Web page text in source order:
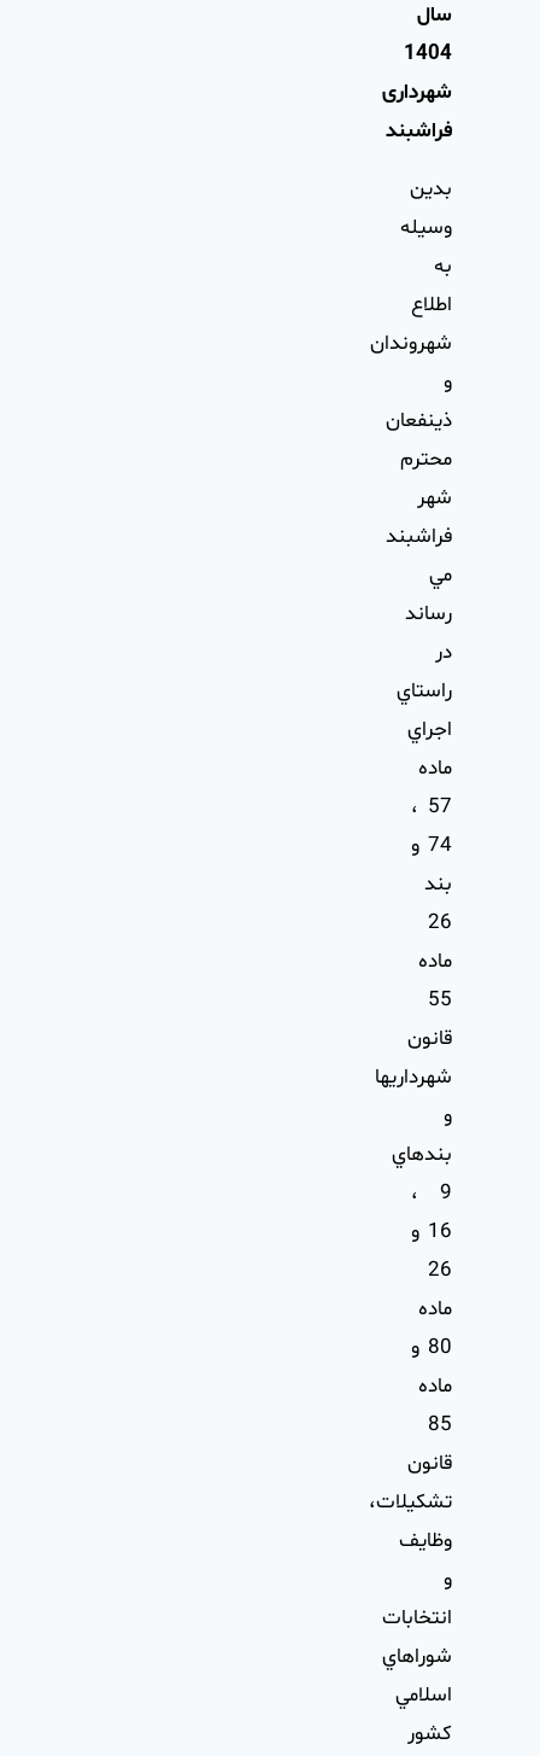
سال
1404
شهرداری
فراشبند
بدين
وسيله
به
اطلاع
شهروندان
و
ذينفعان
محترم
شهر
فراشبند
مي
رساند
در
راستاي
اجراي
ماده
57 ،
74 و
بند
26
ماده
55
قانون
شهرداريها
و
بندهاي
9 ،
16 و
26
ماده
80 و
ماده
85
قانون
تشكيلات،
وظايف
و
انتخابات
شوراهاي
اسلامي
كشور